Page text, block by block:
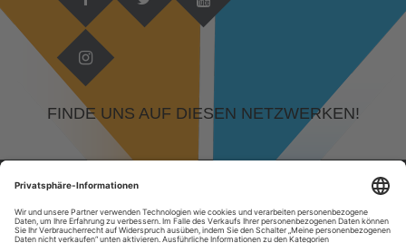
FINDE UNS AUF DIESEN NETZWERKEN!